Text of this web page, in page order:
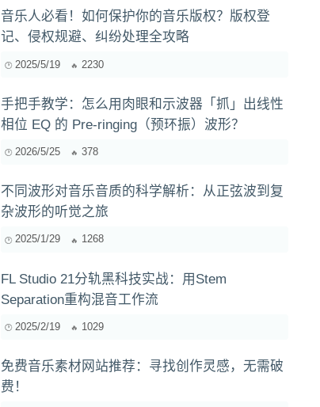
音乐人必看！如何保护你的音乐版权？版权登
记、侵权规避、纠纷处理全攻略
2025/5/19 2230
手把手教学：怎么用肉眼和示波器「抓」出线性
相位 EQ 的 Pre-ringing（预环振）波形？
2026/5/25 378
不同波形对音乐音质的科学解析：从正弦波到复
杂波形的听觉之旅
2025/1/29 1268
FL Studio 21分轨黑科技实战：用Stem
Separation重构混音工作流
2025/2/19 1029
免费音乐素材网站推荐：寻找创作灵感，无需破
费！